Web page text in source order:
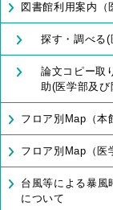
図書館利用案内（
探す・調べる
論文コピー取
助(医学部及び
フロア別Map（本
フロア別Map（医
台風等による暴風
について